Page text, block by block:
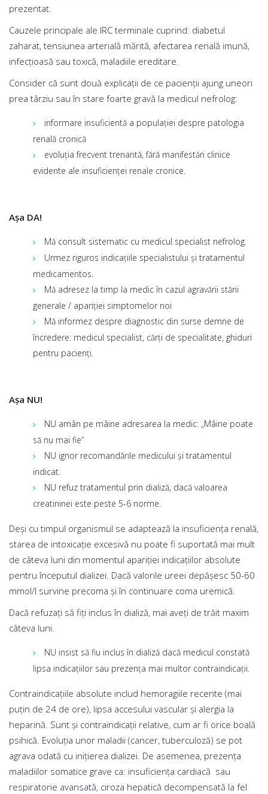
prezentat.
Cauzele principale ale IRC terminale cuprind: diabetul
zaharat, tensiunea arterială mărită, afectarea renală imună,
infecţioasă sau toxică, maladiile ereditare.
Consider că sunt două explicații de ce pacienții ajung uneori
prea târziu sau în stare foarte gravă la medicul nefrolog:
informare insuficientă a populaţiei despre patologia
renală cronică
evoluţia frecvent trenantă, fără manifestări clinice
evidente ale insuficienţei renale cronice.
Așa DA!
Mă consult sistematic cu medicul specialist nefrolog.
Urmez riguros indicațiile specialistului și tratamentul
medicamentos.
Mă adresez la timp la medic în cazul agravării stării
generale / apariției simptomelor noi
Mă informez despre diagnostic din surse demne de
încredere: medicul specialist, cărți de specialitate, ghiduri
pentru pacienți.
Așa NU!
NU amân pe mâine adresarea la medic: „Mâine poate
să nu mai fie”
NU ignor recomandările medicului și tratamentul
indicat.
NU refuz tratamentul prin dializă, dacă valoarea
creatininei este peste 5-6 norme.
Deși cu timpul organismul se adaptează la insuficienţa renală,
starea de intoxicaţie excesivă nu poate fi suportată mai mult
de câteva luni din momentul apariţiei indicaţiilor absolute
pentru începutul dializei. Dacă valorile ureei depășesc 50-60
mmol/l survine precoma şi în continuare coma uremică.
Dacă refuzați să fiți inclus în dializă, mai aveți de trăit maxim
câteva luni.
NU insist să fiu inclus în dializă dacă medicul constată
lipsa indicațiilor sau prezența mai multor contraindicații.
Contraindicaţiile absolute includ hemoragiile recente (mai
puţin de 24 de ore), lipsa accesului vascular şi alergia la
heparină. Sunt și contraindicații relative, cum ar fi orice boală
psihică. Evoluţia unor maladii (cancer, tuberculoză) se pot
agrava odată cu inițierea dializei. De asemenea, prezenţa
maladiilor somatice grave ca: insuficienţa cardiacă sau
respiratorie avansată, ciroza hepatică decompensată la fel